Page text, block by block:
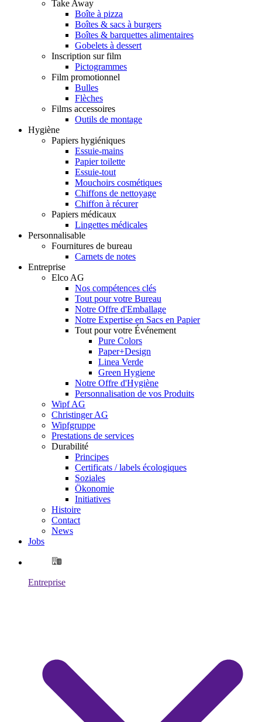
Take Away
Boîte à pizza
Boîtes & sacs à burgers
Boîtes & barquettes alimentaires
Gobelets à dessert
Inscription sur film
Pictogrammes
Film promotionnel
Bulles
Flèches
Films accessoires
Outils de montage
Hygiène
Papiers hygiéniques
Essuie-mains
Papier toilette
Essuie-tout
Mouchoirs cosmétiques
Chiffons de nettoyage
Chiffon à récurer
Papiers médicaux
Lingettes médicales
Personnalisable
Fournitures de bureau
Carnets de notes
Entreprise
Elco AG
Nos compétences clés
Tout pour votre Bureau
Notre Offre d'Emballage
Notre Expertise en Sacs en Papier
Tout pour votre Événement
Pure Colors
Paper+Design
Linea Verde
Green Hygiene
Notre Offre d'Hygiène
Personnalisation de vos Produits
Wipf AG
Christinger AG
Wipfgruppe
Prestations de services
Durabilité
Principes
Certificats / labels écologiques
Soziales
Ökonomie
Initiatives
Histoire
Contact
News
Jobs
Entreprise